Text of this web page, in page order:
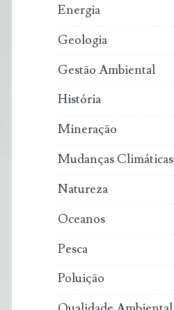
Energia
Geologia
Gestão Ambiental
História
Mineração
Mudanças Climáticas
Natureza
Oceanos
Pesca
Poluição